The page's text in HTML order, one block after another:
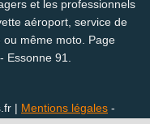
et les professionnels
aéroport, service de
même moto. Page
Essonne 91.
| Mentions légales -